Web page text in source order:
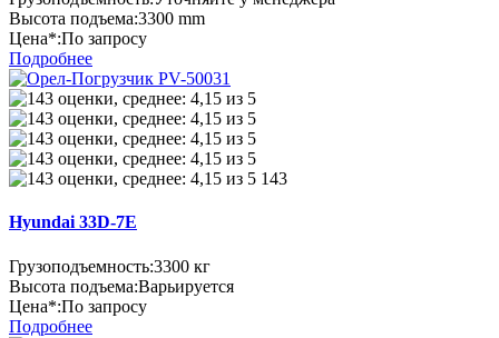
Высота подъема:3300 mm
Цена*:По запросу
Подробнее
143
Hyundai 33D-7E
Грузоподъемность:3300 кг
Высота подъема:Варьируется
Цена*:По запросу
Подробнее